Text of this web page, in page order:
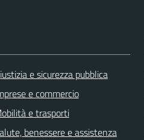
e sicurezza pubblica
e commercio
e trasporti
benessere e assistenza